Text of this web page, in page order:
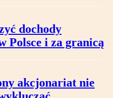
dochody
Polsce i za granicą
akcjonariat nie